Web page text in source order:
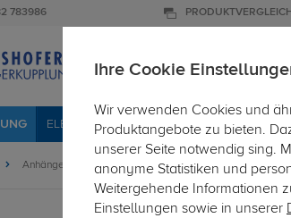
783986 PRODUKTVERGLEICH
ELEKTROSÄTZE DACHTRÄGER
Anhängerkupplung starr
Ihre Cookie
Wir verwenden Cookies und
Produktangebote zu bieten.
unserer Seite notwendig sing.
anonyme Statistiken und
Weitergehende Informationen
Einstellungen sowie in unserer